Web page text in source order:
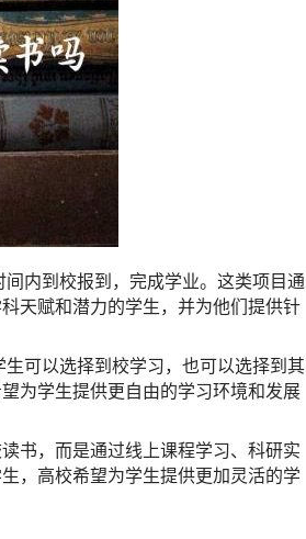
内到校报到，完成学业。这类项目通
天赋和潜力的学生，并为他们提供针
可以选择到校学习，也可以选择到其
为学生提供更自由的学习环境和发展
书，而是通过线上课程学习、科研实
，高校希望为学生提供更加灵活的学